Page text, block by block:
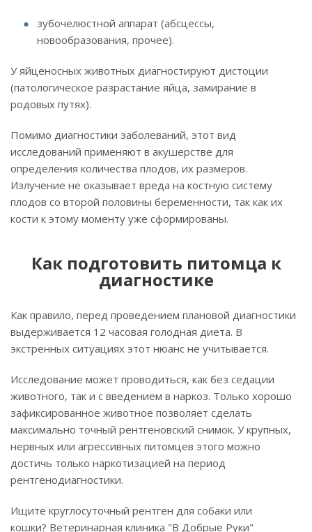
зубочелюстной аппарат (абсцессы,
новообразования, прочее).
У яйценосных животных диагностируют дистоции
(патологическое разрастание яйца, замирание в
родовых путях).
Помимо диагностики заболеваний, этот вид
исследований применяют в акушерстве для
определения количества плодов, их размеров.
Излучение не оказывает вреда на костную систему
плодов со второй половины беременности, так как их
кости к этому моменту уже сформированы.
Как подготовить питомца к
диагностике
Как правило, перед проведением плановой диагностики
выдерживается 12 часовая голодная диета. В
экстренных ситуациях этот нюанс не учитывается.
Исследование может проводиться, как без седации
животного, так и с введением в наркоз. Только хорошо
зафиксированное животное позволяет сделать
максимально точный рентгеновский снимок. У крупных,
нервных или агрессивных питомцев этого можно
достичь только наркотизацией на период
рентгенодиагностики.
Ищите круглосуточный рентген для собаки или
кошки? Ветеринарная клиника "В Добрые Руки"